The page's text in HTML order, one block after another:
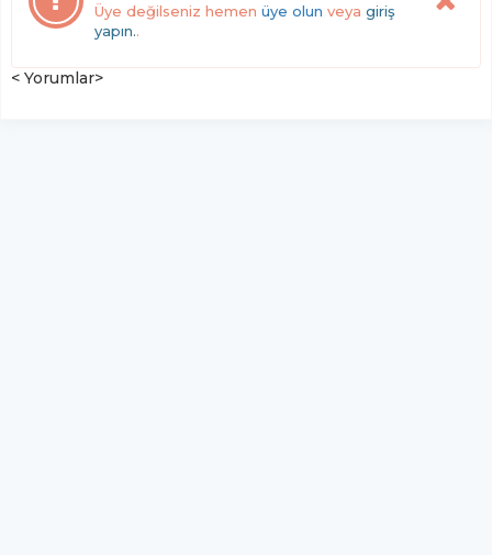
Üye değilseniz hemen üye olun veya giriş
yapın..
< Yorumlar>